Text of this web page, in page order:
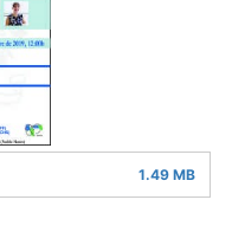
1.49 MB